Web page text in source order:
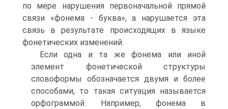
по мере нарушения первоначальной прямой
связи «фонема - буква», а нарушается эта
связь в результате происходящих в языке
фонетических изменений.
Если одна и та же фонема или иной
элемент фонетической структуры
словоформы обозначается двумя и более
способами, то такая ситуация называется
орфограммой. Например, фонема в